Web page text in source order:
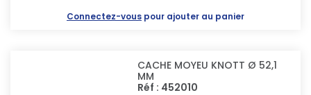
Connectez-vous pour ajouter au panier
CACHE MOYEU KNOTT Ø 52,1
MM
Réf : 452010